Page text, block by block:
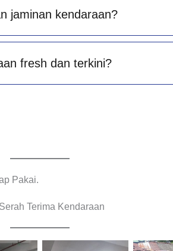
jaminan kendaraan?
fresh dan terkini?
Pakai.
Terima Kendaraan